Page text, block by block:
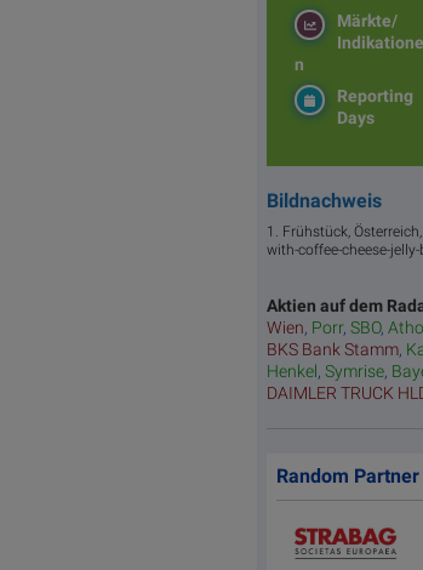
Märkte/
Indikatione
n
Reporting
Days
Bildnachweis
1. Frühstück,
with-coffee-cheese-
Aktien auf dem
Wien, Porr, SBO,
BKS Bank Stamm,
Henkel, Symrise,
DAIMLER TRUCK
Random Partner